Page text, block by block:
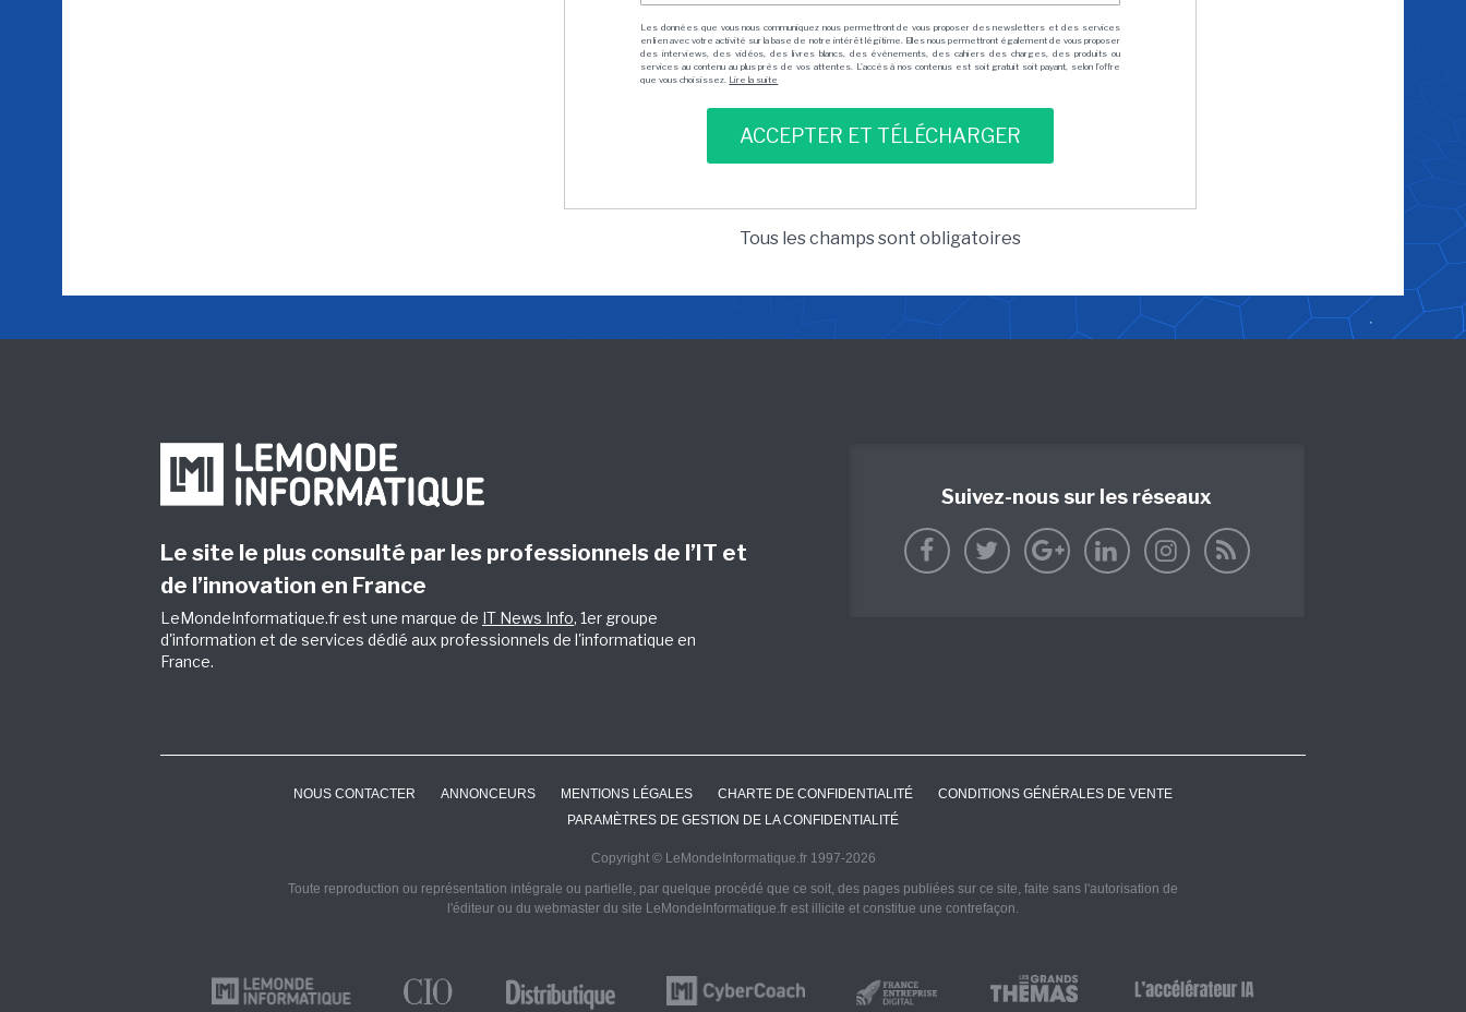
Les données que vous nous communiquez nous permettront de vous proposer des newsletters et des services
en lien avec votre activité sur la base de notre intérêt légitime. Elles nous permettront également de vous proposer
des interviews, des vidéos, des livres blancs, des événements, des cahiers des charges, des produits ou
services au contenu au plus près de vos attentes. L'accès à nos contenus est soit gratuit soit payant, selon l'offre
que vous choisissez. Lire la suite
Tous les champs sont obligatoires
Le site le plus consulté par les professionnels de l’IT et
de l’innovation en France
LeMondeInformatique.fr est une marque de IT News Info, 1er groupe
d'information et de services dédié aux professionnels de l'informatique en
France.
Suivez-nous sur les réseaux
NOUS CONTACTER ANNONCEURS MENTIONS LÉGALES CHARTE DE CONFIDENTIALITÉ
CONDITIONS GÉNÉRALES DE VENTE
PARAMÈTRES DE GESTION DE LA CONFIDENTIALITÉ
Copyright © LeMondeInformatique.fr 1997-2026
Toute reproduction ou représentation intégrale ou partielle, par quelque procédé que ce soit, des pages publiées sur ce site, faite sans l'autorisation de
l'éditeur ou du webmaster du site LeMondeInformatique.fr est illicite et constitue une contrefaçon.